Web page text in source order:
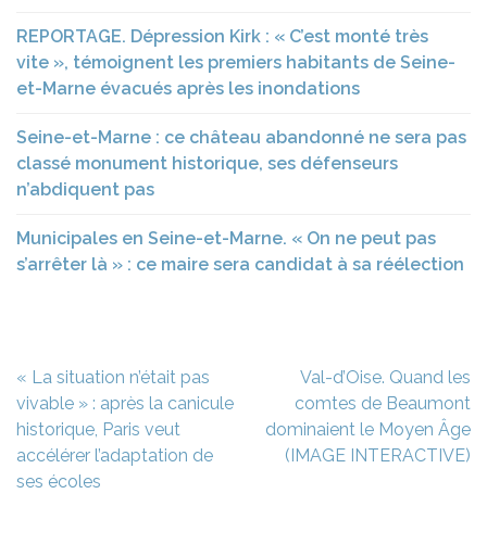
REPORTAGE. Dépression Kirk : « C’est monté très
vite », témoignent les premiers habitants de Seine-
et-Marne évacués après les inondations
Seine-et-Marne : ce château abandonné ne sera pas
classé monument historique, ses défenseurs
n’abdiquent pas
Municipales en Seine-et-Marne. « On ne peut pas
s’arrêter là » : ce maire sera candidat à sa réélection
Navigation
de
l’article
« La situation n’était pas
vivable » : après la canicule
historique, Paris veut
accélérer l’adaptation de
ses écoles
Val-d’Oise. Quand les
comtes de Beaumont
dominaient le Moyen Âge
(IMAGE INTERACTIVE)